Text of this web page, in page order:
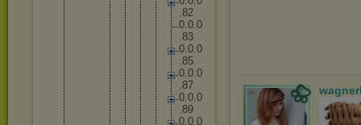
.82
0.0.0
.83
0.0.0
.85
0.0.0
.87
0.0.0
.89
0.0.0